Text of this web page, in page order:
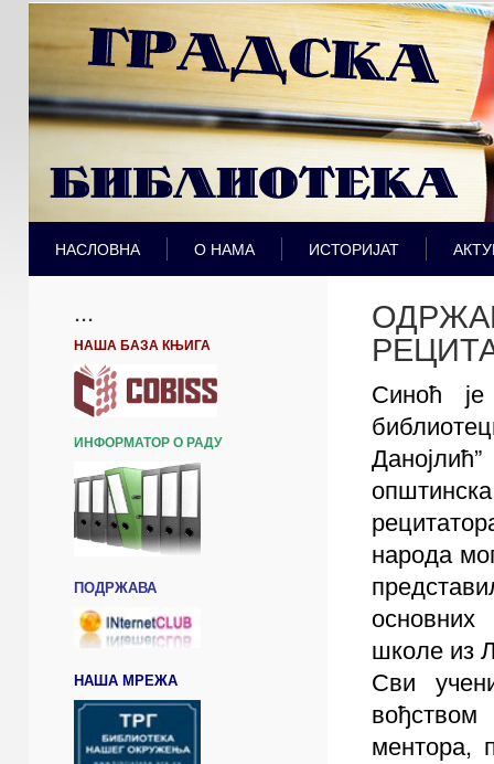
НАСЛОВНА О НАМА ИСТОРИЈАТ
...
НАША БАЗА КЊИГА
ИНФОРМАТОР О РАДУ
ПОДРЖАВА
НАША МРЕЖА
Синоћ
народа
школе из
Сви
ментора,